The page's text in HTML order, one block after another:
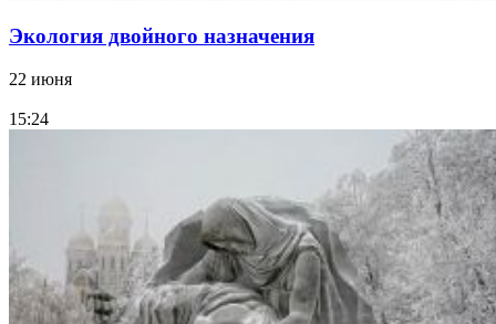
Экология двойного назначения
22 июня
15:24